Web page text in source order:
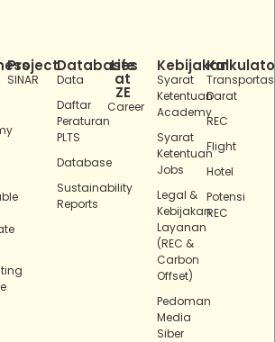
Project
SINAR
Databases
Data
Daftar
Peraturan
PLTS
Database
Sustainability
Reports
Life
at
ZE
Career
Kebijakan
Syarat
Ketentuan
Academy
Syarat
Ketentuan
Jobs
Legal &
Kebijakan
Layanan
(REC &
Carbon
Offset)
Pedoman
Media
Siber
Darat
REC
Flight
Hotel
Potensi
REC